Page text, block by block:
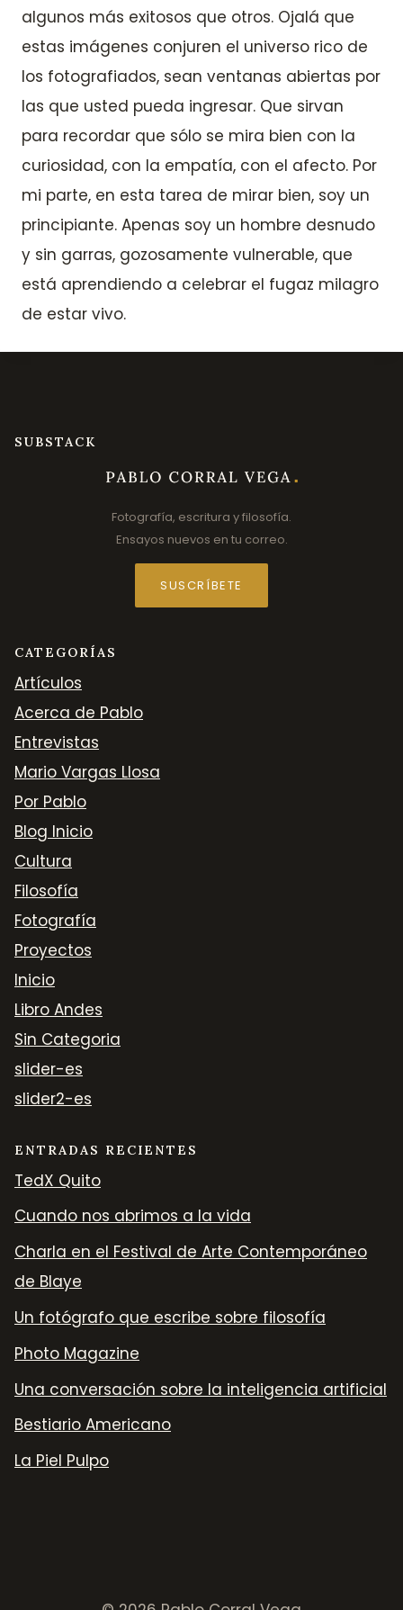
algunos más exitosos que otros. Ojalá que
estas imágenes conjuren el universo rico de
los fotografiados, sean ventanas abiertas por
las que usted pueda ingresar. Que sirvan
para recordar que sólo se mira bien con la
curiosidad, con la empatía, con el afecto. Por
mi parte, en esta tarea de mirar bien, soy un
principiante. Apenas soy un hombre desnudo
y sin garras, gozosamente vulnerable, que
está aprendiendo a celebrar el fugaz milagro
de estar vivo.
SUBSTACK
Fotografía, escritura y filosofía.
Ensayos nuevos en tu correo.
SUSCRÍBETE
CATEGORÍAS
Artículos
Acerca de Pablo
Entrevistas
Mario Vargas Llosa
Por Pablo
Blog Inicio
Cultura
Filosofía
Fotografía
Proyectos
Inicio
Libro Andes
Sin Categoria
slider-es
slider2-es
ENTRADAS RECIENTES
TedX Quito
Cuando nos abrimos a la vida
Charla en el Festival de Arte Contemporáneo
de Blaye
Un fotógrafo que escribe sobre filosofía
Photo Magazine
Una conversación sobre la inteligencia artificial
Bestiario Americano
La Piel Pulpo